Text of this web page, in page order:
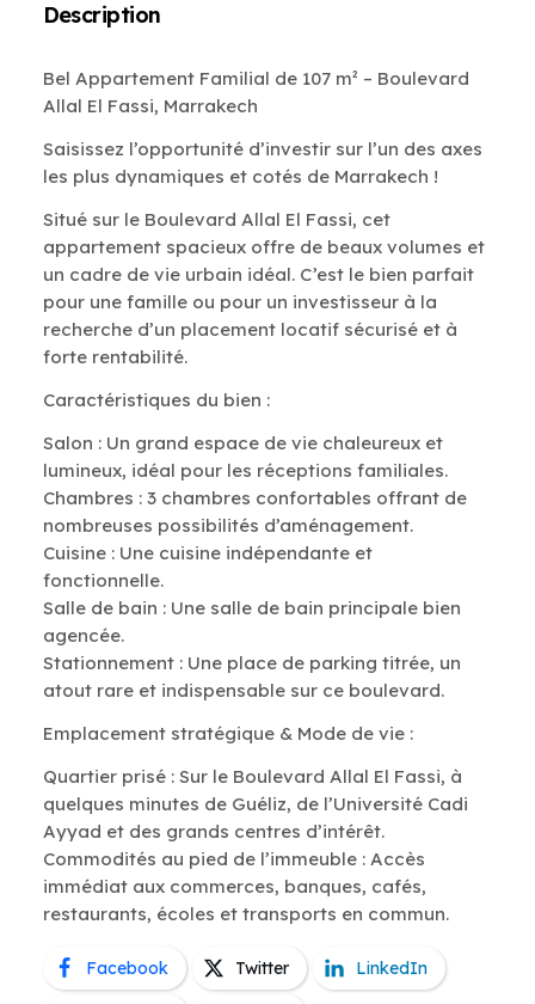
Description
Bel Appartement Familial de 107 m² – Boulevard
Allal El Fassi, Marrakech
Saisissez l’opportunité d’investir sur l’un des axes
les plus dynamiques et cotés de Marrakech !
Situé sur le Boulevard Allal El Fassi, cet
appartement spacieux offre de beaux volumes et
un cadre de vie urbain idéal. C’est le bien parfait
pour une famille ou pour un investisseur à la
recherche d’un placement locatif sécurisé et à
forte rentabilité.
Caractéristiques du bien :
Salon : Un grand espace de vie chaleureux et
lumineux, idéal pour les réceptions familiales.
Chambres : 3 chambres confortables offrant de
nombreuses possibilités d’aménagement.
Cuisine : Une cuisine indépendante et
fonctionnelle.
Salle de bain : Une salle de bain principale bien
agencée.
Stationnement : Une place de parking titrée, un
atout rare et indispensable sur ce boulevard.
Emplacement stratégique & Mode de vie :
Quartier prisé : Sur le Boulevard Allal El Fassi, à
quelques minutes de Guéliz, de l’Université Cadi
Ayyad et des grands centres d’intérêt.
Commodités au pied de l’immeuble : Accès
immédiat aux commerces, banques, cafés,
restaurants, écoles et transports en commun.
Facebook Twitter LinkedIn